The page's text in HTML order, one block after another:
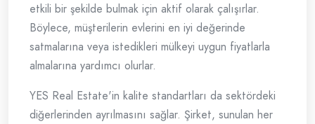
etkili bir şekilde bulmak için aktif olarak çalışırlar.
Böylece, müşterilerin evlerini en iyi değerinde
satmalarına veya istedikleri mülkeyi uygun fiyatlarla
almalarına yardımcı olurlar.
YES Real Estate'in kalite standartları da sektördeki
diğerlerinden ayrılmasını sağlar. Şirket, sunulan her